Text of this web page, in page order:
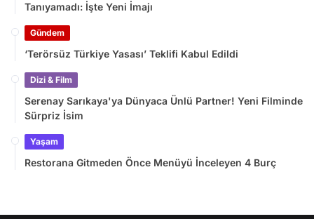
Tanıyamadı: İşte Yeni İmajı
Gündem
‘Terörsüz Türkiye Yasası’ Teklifi Kabul Edildi
Dizi & Film
Serenay Sarıkaya'ya Dünyaca Ünlü Partner! Yeni Filminde
Sürpriz İsim
Yaşam
Restorana Gitmeden Önce Menüyü İnceleyen 4 Burç